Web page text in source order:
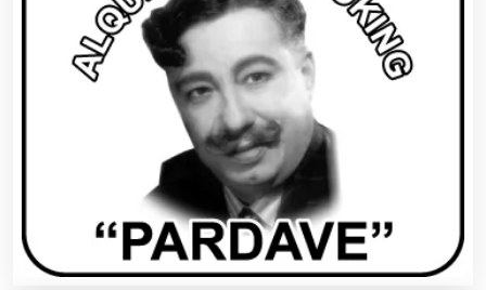
Artes Gráficas
Artículos de Oficina